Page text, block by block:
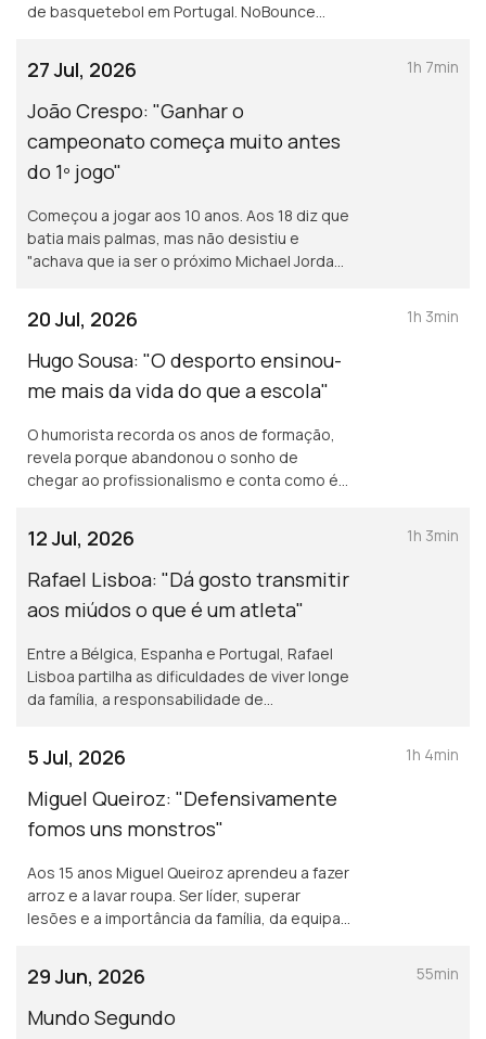
de basquetebol em Portugal. NoBounce
das redes sociais para fazer crescer a
modalidade.
27 Jul, 2026
João Crespo: "Ganhar o
campeonato começa muito antes
do 1º jogo"
Começou a jogar aos 10 anos. Aos 18 diz que
batia mais palmas, mas não desistiu e
"achava que ia ser o próximo Michael Jordan".
1h 7min
20 Jul, 2026
Hugo Sousa: "O desporto ensinou-
me mais da vida do que a escola"
O humorista recorda os anos de formação,
revela porque abandonou o sonho de
chegar ao profissionalismo e conta como é
palco.
1h 3min
12 Jul, 2026
Rafael Lisboa: "Dá gosto transmitir
aos miúdos o que é um atleta"
Entre a Bélgica, Espanha e Portugal, Rafael
Lisboa partilha as dificuldades de viver longe
da família, a responsabilidade de
português.
1h 3min
5 Jul, 2026
Miguel Queiroz: "Defensivamente
fomos uns monstros"
Aos 15 anos Miguel Queiroz aprendeu a fazer
arroz e a lavar roupa. Ser líder, superar
lesões e a importância da família, da equipa
nacional.
1h 4min
29 Jun, 2026
Mundo Segundo
55min